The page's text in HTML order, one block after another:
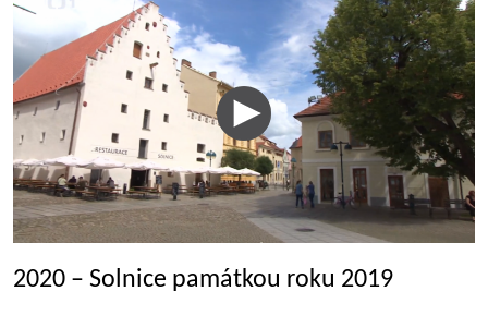
2020 – Solnice památkou roku 2019